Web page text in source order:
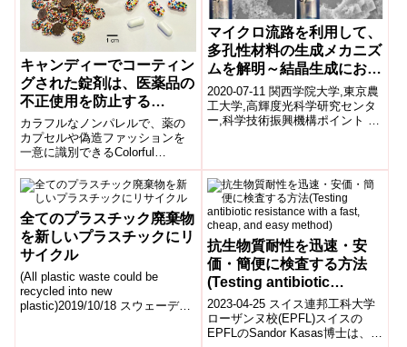
キャンディーでコーティン
グされた錠剤は、医薬品の
不正使用を防止する
(Candy-coated pills
could prevent
pharmaceutical fraud)
カラフルなノンパレルで、薬の
カプセルや偽造ファッションを
一意に識別できるColorful
nonpareils can uniquely identify
dr...
マイクロ流路を利用して、
多孔性材料の生成メカニズ
ムを解明～結晶生成におけ
る各配位子の役割解明～
2020-07-11 関西学院大学,東京農
工大学,高輝度光科学研究センタ
ー,科学技術振興機構ポイント マ
全てのプラスチック廃棄物
を新しいプラスチックにリ
サイクル
(All plastic waste could be
recycled into new
plastic)2019/10/18 スウェーデン
抗生物質耐性を迅速・安
価・簡便に検査する方法
(Testing antibiotic
resistance with a fast,
cheap, and easy method)
2023-04-25 スイス連邦工科大学
ローザンヌ校(EPFL)スイスの
EPFLのSandor Kasas博士は、